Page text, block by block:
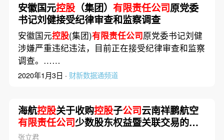
安徽国元控股（集团） 有限责任公司原党委
书记刘健接受纪律审查和监察调查
安徽国元控股(集团)有限责任公司原党委书记刘健
涉嫌严重违纪违法，目前正在接受纪律审查和监察
调查。……
2020年1月3日 · 财新数据通频道
海航控股关于收购控股子公司云南祥鹏航空
有限责任公司少数股东权益暨关联交易的公
告
张立君